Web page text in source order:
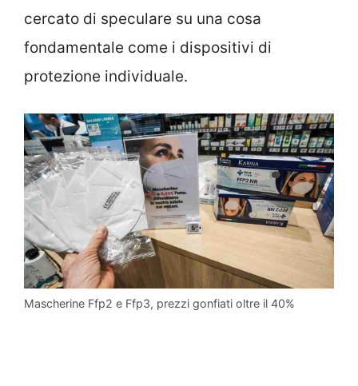
cercato di speculare su una cosa
fondamentale come i dispositivi di
protezione individuale.
Mascherine Ffp2 e Ffp3, prezzi gonfiati oltre il 40%